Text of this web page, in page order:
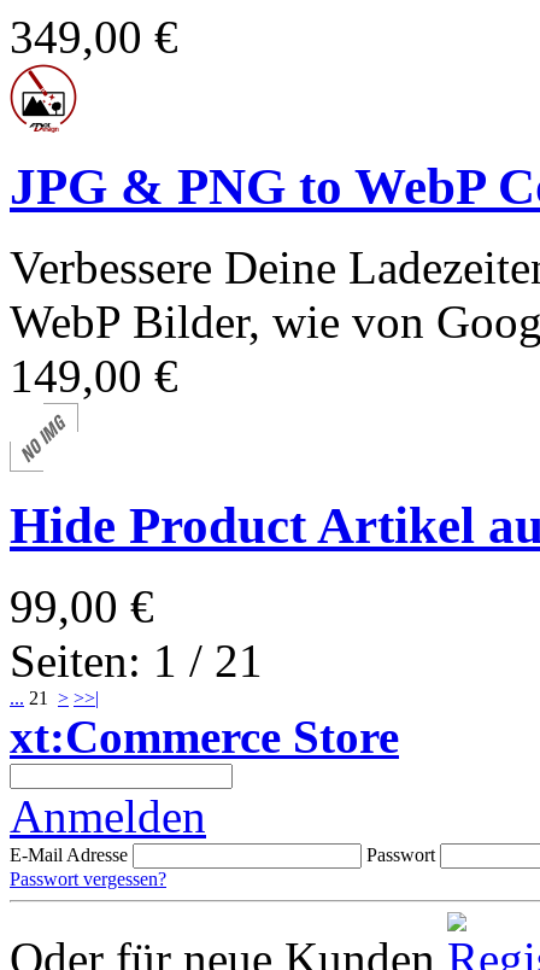
349,00 €
JPG & PNG to WebP
Verbessere Deine
WebP Bilder, wie von
149,00 €
Hide Product Artikel
99,00 €
Seiten: 1 / 21
... 21 > >>|
xt:Commerce Store
Anmelden
E-Mail Adresse
Passwort
Passwort vergessen?
Oder für neue Kunden